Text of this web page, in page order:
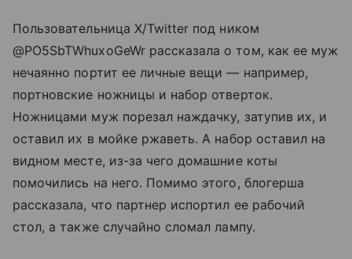
Пользовательница X/Twitter под ником
@PO5SbTWhuxoGeWr рассказала о том, как ее муж
нечаянно портит ее личные вещи — например,
портновские ножницы и набор отверток.
Ножницами муж порезал наждачку, затупив их, и
оставил их в мойке ржаветь. А набор оставил на
видном месте, из-за чего домашние коты
помочились на него. Помимо этого, блогерша
рассказала, что партнер испортил ее рабочий
стол, а также случайно сломал лампу.